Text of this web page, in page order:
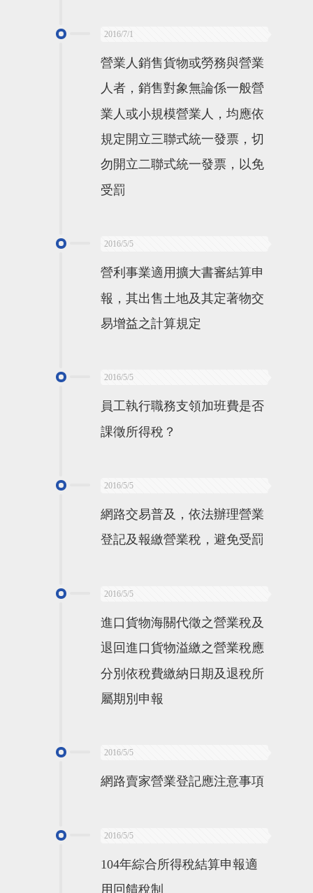
2016/7/1
營業人銷售貨物或勞務與營業
人者，銷售對象無論係一般營
業人或小規模營業人，均應依
規定開立三聯式統一發票，切
勿開立二聯式統一發票，以免
受罰
2016/5/5
營利事業適用擴大書審結算申
報，其出售土地及其定著物交
易增益之計算規定
2016/5/5
員工執行職務支領加班費是否
課徵所得稅？
2016/5/5
網路交易普及，依法辦理營業
登記及報繳營業稅，避免受罰
2016/5/5
進口貨物海關代徵之營業稅及
退回進口貨物溢繳之營業稅應
分別依稅費繳納日期及退稅所
屬期別申報
2016/5/5
網路賣家營業登記應注意事項
2016/5/5
104年綜合所得稅結算申報適
用回饋稅制